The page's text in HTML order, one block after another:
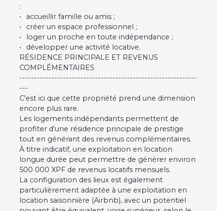
:
accueillir famille ou amis ;
créer un espace professionnel ;
loger un proche en toute indépendance ;
développer une activité locative.
RÉSIDENCE PRINCIPALE ET REVENUS
COMPLÉMENTAIRES
-------------------------------------------------------------
---
C'est ici que cette propriété prend une dimension
encore plus rare.
Les logements indépendants permettent de
profiter d'une résidence principale de prestige
tout en générant des revenus complémentaires.
À titre indicatif, une exploitation en location
longue durée peut permettre de générer environ
500 000 XPF de revenus locatifs mensuels.
La configuration des lieux est également
particulièrement adaptée à une exploitation en
location saisonnière (Airbnb), avec un potentiel